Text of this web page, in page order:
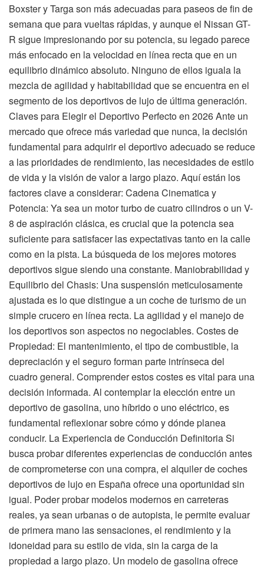
Boxster y Targa son más adecuadas para paseos de fin de
semana que para vueltas rápidas, y aunque el Nissan GT-
R sigue impresionando por su potencia, su legado parece
más enfocado en la velocidad en línea recta que en un
equilibrio dinámico absoluto. Ninguno de ellos iguala la
mezcla de agilidad y habitabilidad que se encuentra en el
segmento de los deportivos de lujo de última generación.
Claves para Elegir el Deportivo Perfecto en 2026 Ante un
mercado que ofrece más variedad que nunca, la decisión
fundamental para adquirir el deportivo adecuado se reduce
a las prioridades de rendimiento, las necesidades de estilo
de vida y la visión de valor a largo plazo. Aquí están los
factores clave a considerar: Cadena Cinematica y
Potencia: Ya sea un motor turbo de cuatro cilindros o un V-
8 de aspiración clásica, es crucial que la potencia sea
suficiente para satisfacer las expectativas tanto en la calle
como en la pista. La búsqueda de los mejores motores
deportivos sigue siendo una constante. Maniobrabilidad y
Equilibrio del Chasis: Una suspensión meticulosamente
ajustada es lo que distingue a un coche de turismo de un
simple crucero en línea recta. La agilidad y el manejo de
los deportivos son aspectos no negociables. Costes de
Propiedad: El mantenimiento, el tipo de combustible, la
depreciación y el seguro forman parte intrínseca del
cuadro general. Comprender estos costes es vital para una
decisión informada. Al contemplar la elección entre un
deportivo de gasolina, uno híbrido o uno eléctrico, es
fundamental reflexionar sobre cómo y dónde planea
conducir. La Experiencia de Conducción Definitoria Si
busca probar diferentes experiencias de conducción antes
de comprometerse con una compra, el alquiler de coches
deportivos de lujo en España ofrece una oportunidad sin
igual. Poder probar modelos modernos en carreteras
reales, ya sean urbanas o de autopista, le permite evaluar
de primera mano las sensaciones, el rendimiento y la
idoneidad para su estilo de vida, sin la carga de la
propiedad a largo plazo. Un modelo de gasolina ofrece